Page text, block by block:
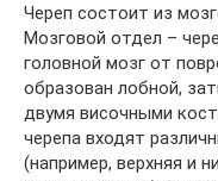
Череп состоит из
Мозговой отдел –
головной мозг от
образован лобной,
двумя височными
черепа входят
(например, верхняя и